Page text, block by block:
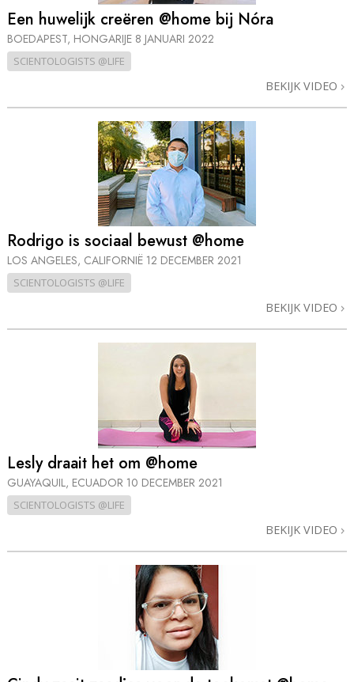
Een huwelijk creëren @home bij Nóra
BOEDAPEST, HONGARIJE 8 JANUARI 2022
SCIENTOLOGISTS @LIFE
BEKIJK VIDEO
Rodrigo is sociaal bewust @home
LOS ANGELES, CALIFORNIË 12 DECEMBER 2021
SCIENTOLOGISTS @LIFE
BEKIJK VIDEO
Lesly draait het om @home
GUAYAQUIL, ECUADOR 10 DECEMBER 2021
SCIENTOLOGISTS @LIFE
BEKIJK VIDEO